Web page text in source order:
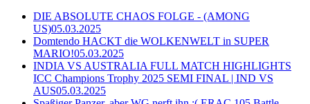
DIE ABSOLUTE CHAOS FOLGE - (AMONG
US)05.03.2025
Domtendo HACKT die WOLKENWELT in SUPER
MARIO!05.03.2025
INDIA VS AUSTRALIA FULL MATCH HIGHLIGHTS
ICC Champions Trophy 2025 SEMI FINAL | IND VS
AUS05.03.2025